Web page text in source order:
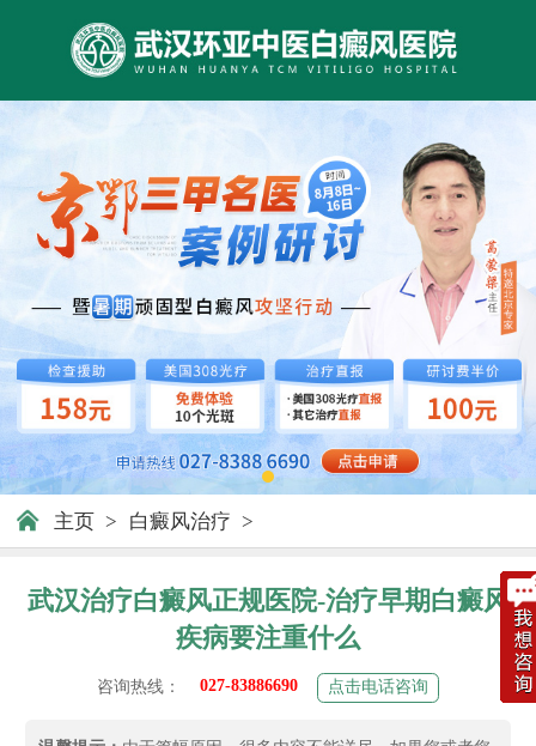
主页 > 白癜风治疗 >
武汉治疗白癜风正规医院-治疗早期白癜风
疾病要注重什么
咨询热线： 027-83886690 点击电话咨询